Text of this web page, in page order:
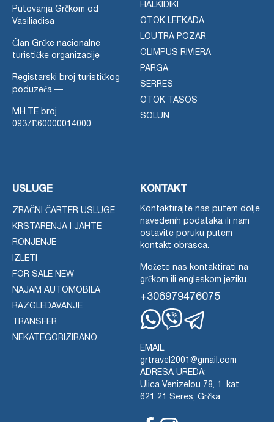
Putovanja Grčkom od
Vasiliadisa
Član Grčke nacionalne
turističke organizacije
Registarski broj turističkog
poduzeća —
MH.TE broj
0937Ε60000014000
HALKIDIKI
OTOK LEFKADA
LOUTRA POZAR
OLIMPUS RIVIERA
PARGA
SERRES
OTOK TASOS
SOLUN
USLUGE
ZRAČNI ČARTER USLUGE
KRSTARENJA I JAHTE
RONJENJE
IZLETI
FOR SALE NEW
NAJAM AUTOMOBILA
RAZGLEDAVANJE
TRANSFER
NEKATEGORIZIRANO
KONTAKT
Kontaktirajte nas putem dolje
navedenih podataka ili nam
ostavite poruku putem
kontakt obrasca.
Možete nas kontaktirati na
grčkom ili engleskom jeziku.
+306979476075
EMAIL:
grtravel2001@gmail.com
ADRESA UREDA:
Ulica Venizelou 78, 1. kat
621 21 Seres, Grčka